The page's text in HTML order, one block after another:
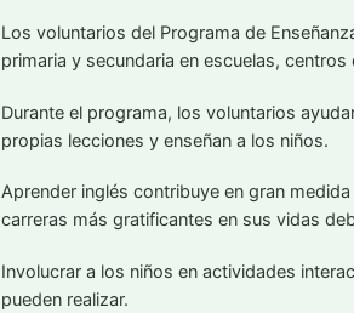
Los voluntarios del Programa de
primaria y secundaria en escuelas,
Durante el programa, los voluntarios
propias lecciones y enseñan a los niños.
Aprender inglés contribuye en gran
carreras más gratificantes en sus vidas
Involucrar a los niños en actividades
pueden realizar.